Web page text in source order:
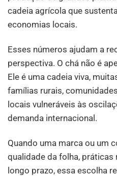
cadeia agrícola que
economias locais.
Esses números ajudam a
perspectiva. O chá não é
Ele é uma cadeia viva,
famílias rurais,
locais vulneráveis às
demanda internacional.
Quando uma marca ou um
qualidade da folha,
longo prazo, essa escolha